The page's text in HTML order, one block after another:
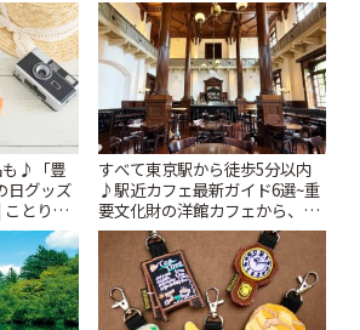
も♪「豊
日グッズ
ことりっ
すべて東京駅から徒歩5分以内
♪駅近カフェ最新ガイド6選~重
要文化財の洋館カフェから、改
札すぐのレトロ喫茶まで~ | こと
りっぷ